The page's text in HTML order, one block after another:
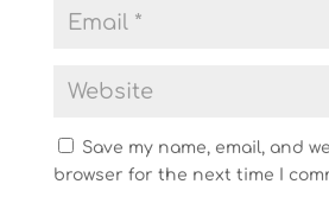
Save my name, email, and
browser for the next time I